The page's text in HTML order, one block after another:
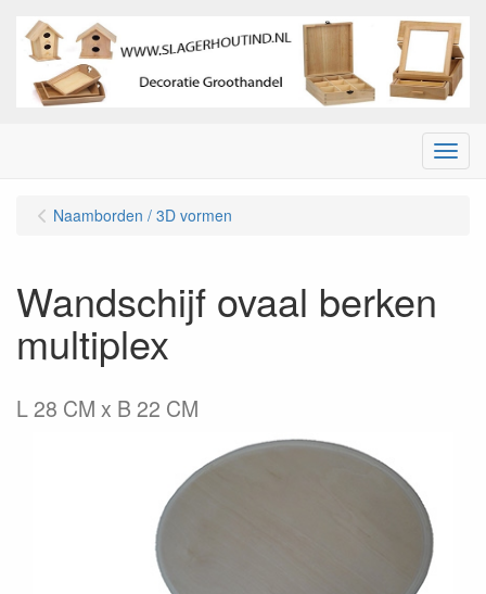
Menu
Naamborden / 3D vormen
Wandschijf ovaal berken
multiplex
L 28 CM x B 22 CM